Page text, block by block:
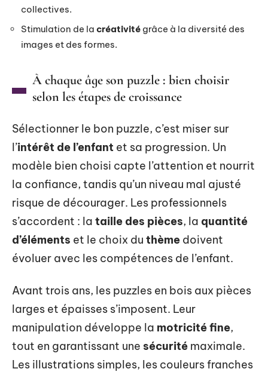
collectives.
Stimulation de la créativité grâce à la diversité des
images et des formes.
À chaque âge son puzzle : bien choisir
selon les étapes de croissance
Sélectionner le bon puzzle, c’est miser sur
l’intérêt de l’enfant et sa progression. Un
modèle bien choisi capte l’attention et nourrit
la confiance, tandis qu’un niveau mal ajusté
risque de décourager. Les professionnels
s’accordent : la taille des pièces, la quantité
d’éléments et le choix du thème doivent
évoluer avec les compétences de l’enfant.
Avant trois ans, les puzzles en bois aux pièces
larges et épaisses s’imposent. Leur
manipulation développe la motricité fine,
tout en garantissant une sécurité maximale.
Les illustrations simples, les couleurs franches